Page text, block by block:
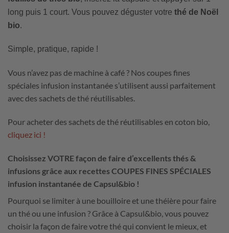
long puis 1 court. Vous pouvez déguster votre thé de Noël
bio.
Simple, pratique, rapide !
Vous n’avez pas de machine à café ? Nos coupes fines
spéciales infusion instantanée s’utilisent aussi parfaitement
avec des sachets de thé réutilisables.
Pour acheter des sachets de thé réutilisables en coton bio,
cliquez ici !
Choisissez VOTRE façon de faire d’excellents thés &
infusions grâce aux recettes COUPES FINES SPÉCIALES
infusion instantanée de Capsul&bio !
Pourquoi se limiter à une bouilloire et une théière pour faire
un thé ou une infusion ? Grâce à Capsul&bio, vous pouvez
choisir la façon de faire votre thé qui convient le mieux, et